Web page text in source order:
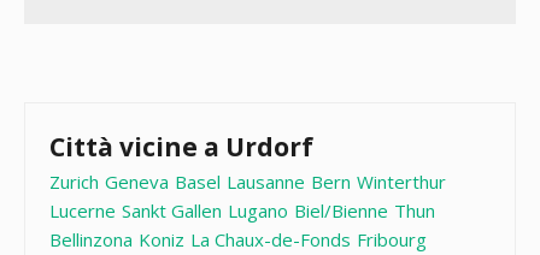
Città vicine a Urdorf
Zurich Geneva Basel Lausanne Bern Winterthur
Lucerne Sankt Gallen Lugano Biel/Bienne Thun
Bellinzona Koniz La Chaux-de-Fonds Fribourg